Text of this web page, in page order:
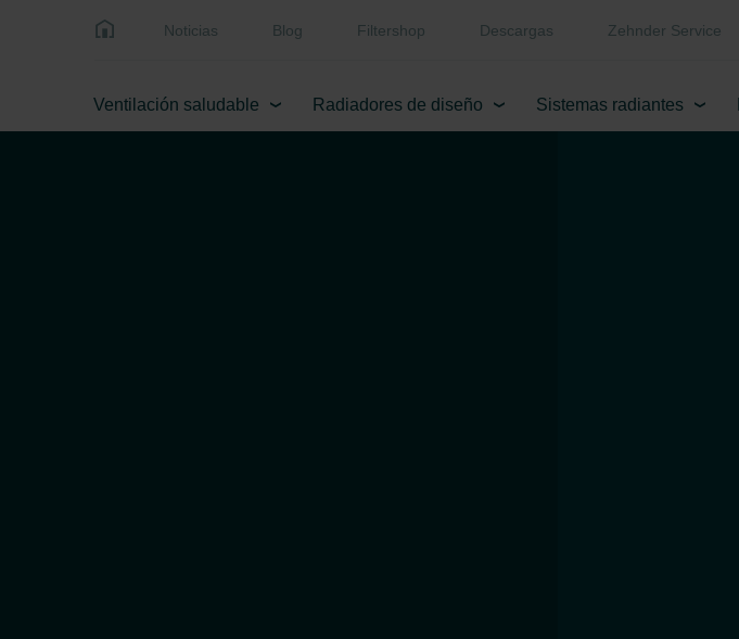
Noticias Blog Filtershop Descargas Zehnder Service
Ventilación saludable Radiadores de diseño Sistemas radiantes